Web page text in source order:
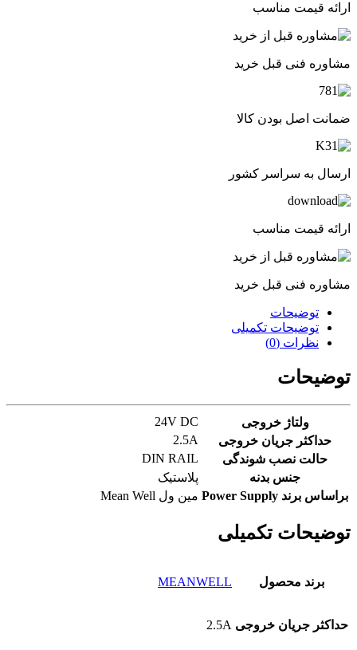
ارائه قیمت مناسب
مشاوره فنی قبل خرید
ضمانت اصل بودن کالا
ارسال به سراسر کشور
ارائه قیمت مناسب
مشاوره فنی قبل خرید
توضیحات
توضیحات تکمیلی
نظرات (0)
توضیحات
ولتاژ خروجی
24V DC
حداکثر جریان خروجی
2.5A
حالت نصب شوندگی
DIN RAIL
جنس بدنه
پلاستیک
براساس برند Power Supply
مین ول Mean Well
توضیحات تکمیلی
برند محصول MEANWELL
حداکثر جریان خروجی 2.5A